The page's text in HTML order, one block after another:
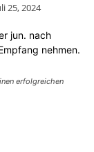
25, 2024
erfolgreichen